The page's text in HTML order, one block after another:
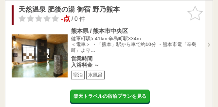
お気に入
りに追加
天然温泉 肥後の湯 御宿 野乃熊本
-点/ 0 件
熊本県 / 熊本市中央区
健軍町駅5.41km 辛島町駅334m
＜電車＞ ・「熊本」駅から車で約10分 ・熊本市電「辛島
町」より…
営業時間
入浴料金 ～
宿泊 水風呂
楽天トラベルの宿泊プランを見る